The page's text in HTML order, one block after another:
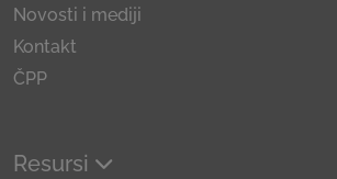
Novosti i mediji
Kontakt
ČPP
Resursi